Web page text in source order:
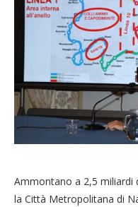
Ammontano a 2,5 miliardi
la Città Metropolitana di